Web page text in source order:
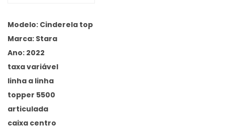
Modelo: Cinderela top
Marca: Stara
Ano: 2022
taxa variável
linha a linha
topper 5500
articulada
caixa centro